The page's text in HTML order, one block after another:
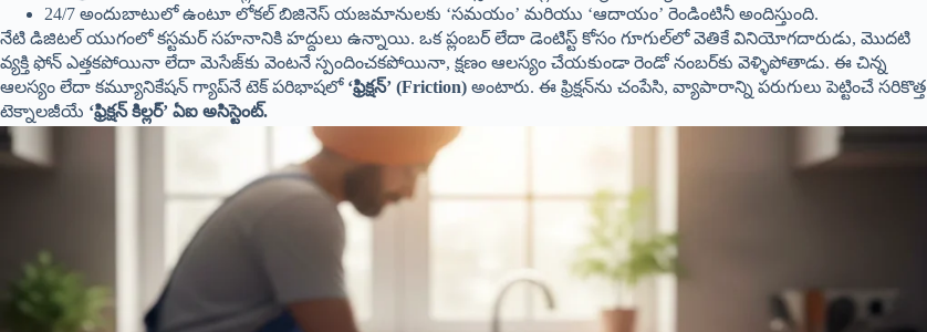
24/7 అందుబాటులో ఉంటూ లోకల్ బిజినెస్ యజమానులకు ‘సమయం’ మరియు ‘ఆదాయం’ రెండింటినీ అందిస్తుంది.
నేటి డిజిటల్ యుగంలో కస్టమర్ సహనానికి హద్దులు ఉన్నాయి. ఒక ప్లంబర్ లేదా డెంటిస్ట్ కోసం గూగుల్‌లో వెతికే వినియోగదారుడు, మొదటి
వ్యక్తి ఫోన్ ఎత్తకపోయినా లేదా మెసేజ్‌కు వెంటనే స్పందించకపోయినా, క్షణం ఆలస్యం చేయకుండా రెండో నంబర్‌కు వెళ్ళిపోతాడు. ఈ చిన్న
ఆలస్యం లేదా కమ్యూనికేషన్ గ్యాప్‌నే టెక్ పరిభాషలో ‘ఫ్రిక్షన్’ (Friction) అంటారు. ఈ ఫ్రిక్షన్‌ను చంపేసి, వ్యాపారాన్ని పరుగులు పెట్టించే సరికొత్త
టెక్నాలజీయే ‘ఫ్రిక్షన్ కిల్లర్’ ఏఐ అసిస్టెంట్.